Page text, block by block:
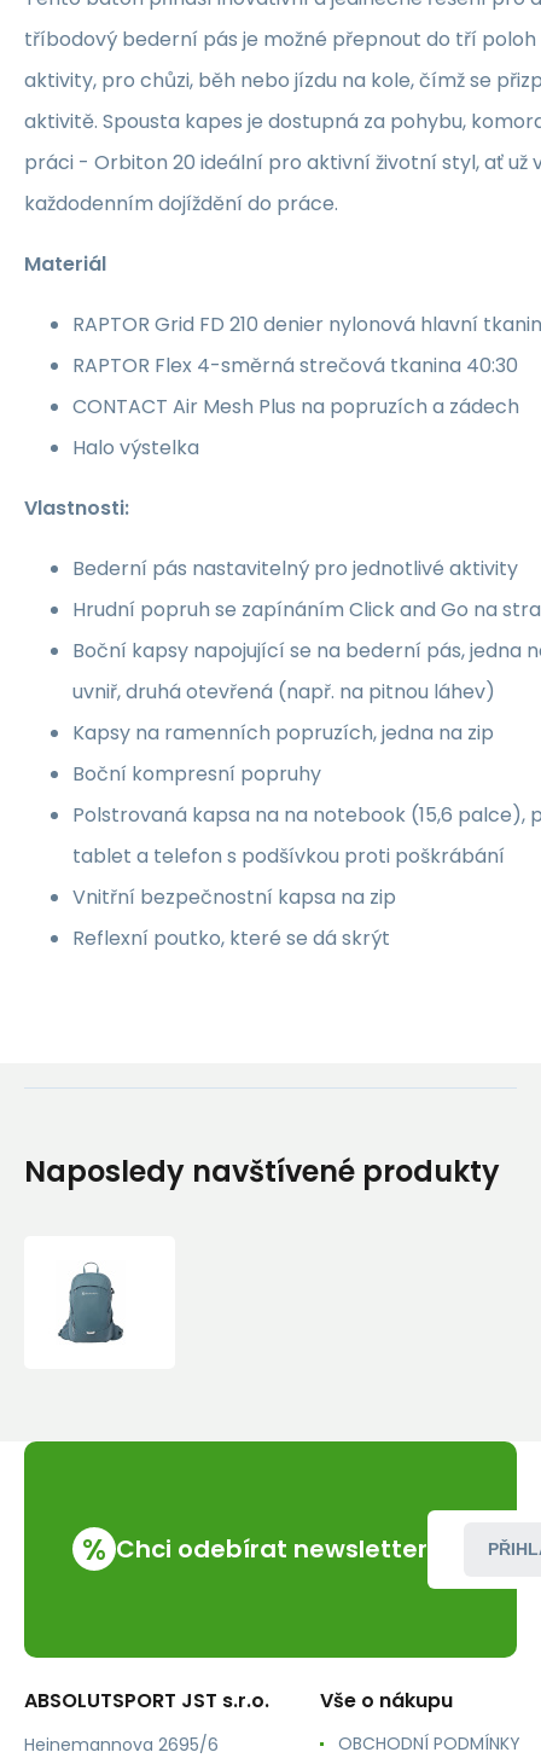
tříbodový bederní pás je možné přepnout do tří
aktivity, pro chůzi, běh nebo jízdu na kole, čímž se
aktivitě. Spousta kapes je dostupná za pohybu,
práci - Orbiton 20 ideální pro aktivní životní styl, ať už
každodenním dojíždění do práce.
Materiál
RAPTOR Grid FD 210 denier nylonová hlavní
RAPTOR Flex 4-směrná strečová tkanina 40:30
CONTACT Air Mesh Plus na popruzích a zádech
Halo výstelka
Vlastnosti:
Bederní pás nastavitelný pro jednotlivé aktivity
Hrudní popruh se zapínáním Click and Go na
Boční kapsy napojující se na bederní pás, jedna
uvniř, druhá otevřená (např. na pitnou láhev)
Kapsy na ramenních popruzích, jedna na zip
Boční kompresní popruhy
Polstrovaná kapsa na na notebook (15,6 palce),
tablet a telefon s podšívkou proti poškrábání
Vnitřní bezpečnostní kapsa na zip
Reflexní poutko, které se dá skrýt
Naposledy navštívené produkty
batoh
% Chci odebírat newsletter
ABSOLUTSPORT JST s.r.o.
Heinemannova 2695/6
Vše o nákupu
OBCHODNÍ PODMÍNKY